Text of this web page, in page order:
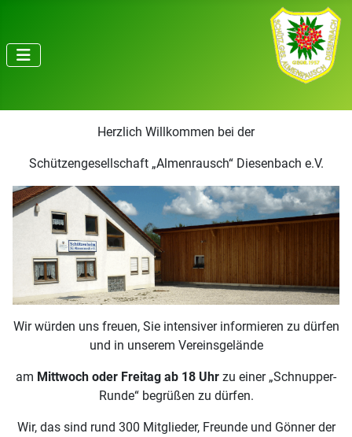
Herzlich Willkommen bei der
Schützengesellschaft „Almenrausch“ Diesenbach e.V.
Wir würden uns freuen, Sie intensiver informieren zu dürfen
und in unserem Vereinsgelände
am Mittwoch oder Freitag ab 18 Uhr zu einer „Schnupper-
Runde“ begrüßen zu dürfen.
Wir, das sind rund 300 Mitglieder, Freunde und Gönner der